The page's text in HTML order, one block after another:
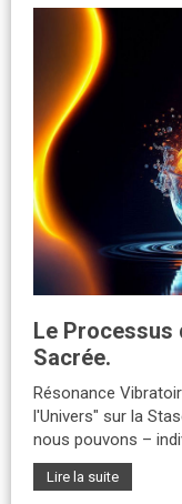
Le Processus
Sacrée.
Résonance
l'Univers" sur la
nous pouvons –
Lire la suite